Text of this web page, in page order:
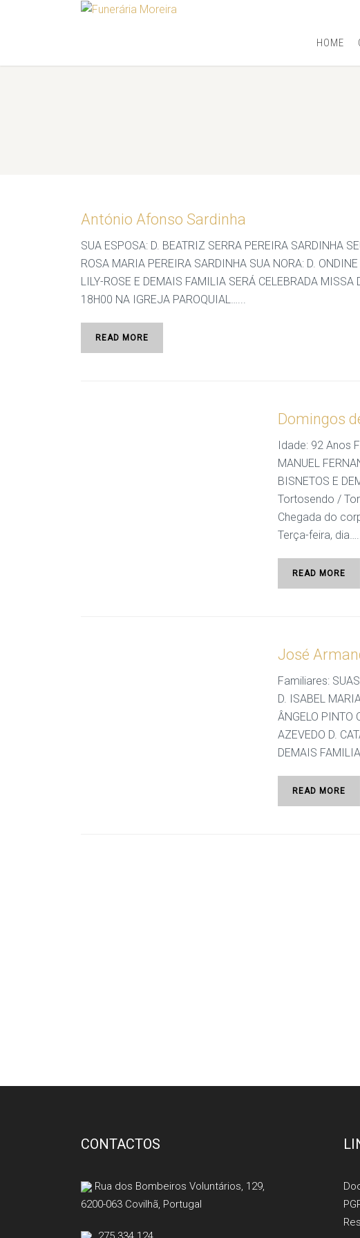
HOME
António Afonso Sardinha
SUA ESPOSA: D. BEATRIZ SERRA PEREIRA SARDINHA
ROSA MARIA PEREIRA SARDINHA SUA NORA: D.
LILY-ROSE E DEMAIS FAMILIA SERÁ CELEBRADA
18H00 NA IGREJA PAROQUIAL…...
READ MORE
Domingos
Idade: 92 Anos
MANUEL
BISNETOS E
Tortosendo /
Chegada do
Terça-feira,
READ MORE
José
Familiares:
D. ISABEL
ÂNGELO PINTO
AZEVEDO D.
DEMAIS
READ MORE
CONTACTOS
Rua dos Bombeiros Voluntários, 129,
6200-063 Covilhã, Portugal